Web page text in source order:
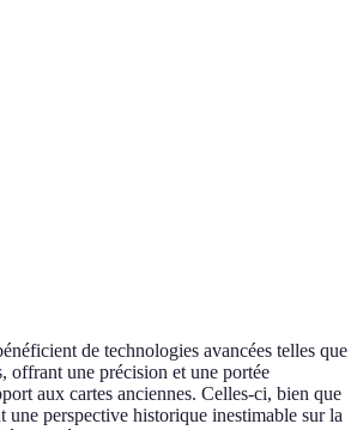
de technologies avancées telles que
offrant une précision et une portée
aux cartes anciennes. Celles-ci, bien que
une perspective historique inestimable sur la